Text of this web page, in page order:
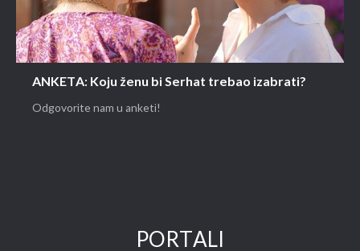
ANKETA: Koju ženu bi Serhat trebao izabrati?
Odgovorite nam u anketi!
PORTALI